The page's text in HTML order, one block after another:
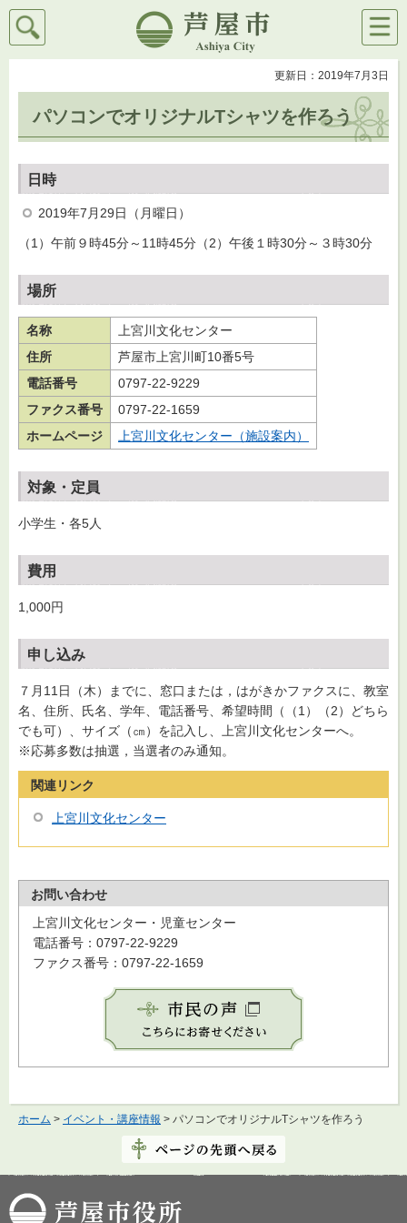
芦屋市
検索
メニ
ュー
更新日：2019年7月3日
パソコンでオリジナルTシャツを作ろう
日時
2019年7月29日（月曜日）
（1）午前９時45分～11時45分（2）午後１時30分～３時30分
場所
名称
上宮川文化センター
住所
芦屋市上宮川町10番5号
電話番号
0797-22-9229
ファクス番号
0797-22-1659
ホームページ
上宮川文化センター（施設案内）
対象・定員
小学生・各5人
費用
1,000円
申し込み
７月11日（木）までに、窓口または，はがきかファクスに、教室
名、住所、氏名、学年、電話番号、希望時間（（1）（2）どちら
でも可）、サイズ（㎝）を記入し、上宮川文化センターへ。
※応募多数は抽選，当選者のみ通知。
関連リンク
上宮川文化センター
お問い合わせ
上宮川文化センター・児童センター
電話番号：0797-22-9229
ファクス番号：0797-22-1659
ホーム > イベント・講座情報 > パソコンでオリジナルTシャツを作ろう
芦屋市役所